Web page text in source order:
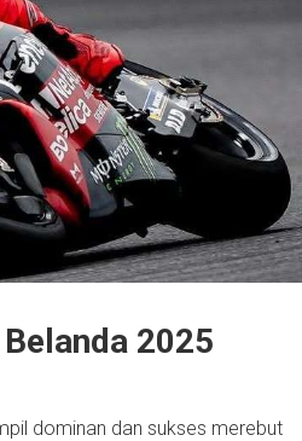
2025
dominan dan sukses merebut